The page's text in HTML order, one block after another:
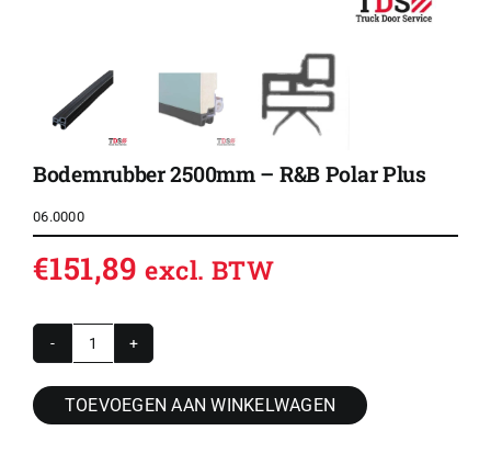
Bodemrubber 2500mm – R&B Polar Plus
06.0000
€151,89 excl. BTW
Bodemrubber
2500mm
-
TOEVOEGEN AAN WINKELWAGEN